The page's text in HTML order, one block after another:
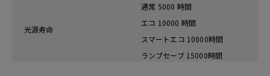
光源寿命
通常 5000 時間
エコ 10000 時間
スマートエコ 10000時間
ランプセーブ 15000時間